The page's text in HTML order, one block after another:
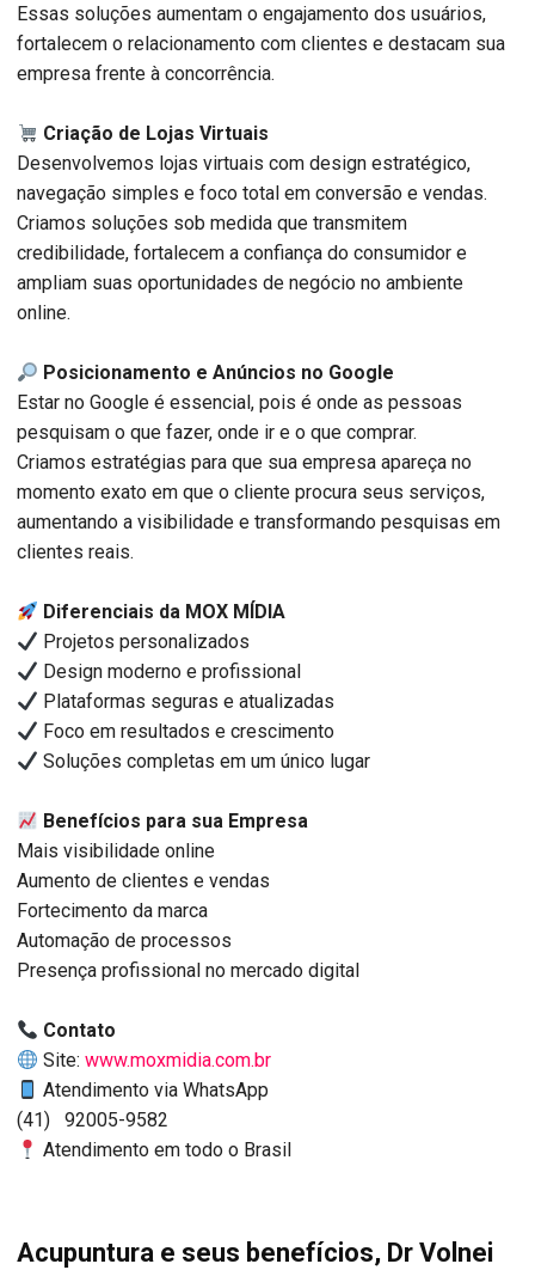
Essas soluções aumentam o engajamento dos usuários,
fortalecem o relacionamento com clientes e destacam sua
empresa frente à concorrência.
Criação de Lojas Virtuais
Desenvolvemos lojas virtuais com design estratégico,
navegação simples e foco total em conversão e vendas.
Criamos soluções sob medida que transmitem
credibilidade, fortalecem a confiança do consumidor e
ampliam suas oportunidades de negócio no ambiente
online.
Posicionamento e Anúncios no Google
Estar no Google é essencial, pois é onde as pessoas
pesquisam o que fazer, onde ir e o que comprar.
Criamos estratégias para que sua empresa apareça no
momento exato em que o cliente procura seus serviços,
aumentando a visibilidade e transformando pesquisas em
clientes reais.
Diferenciais da MOX MÍDIA
Projetos personalizados
Design moderno e profissional
Plataformas seguras e atualizadas
Foco em resultados e crescimento
Soluções completas em um único lugar
Benefícios para sua Empresa
Mais visibilidade online
Aumento de clientes e vendas
Fortecimento da marca
Automação de processos
Presença profissional no mercado digital
Contato
Site:www.moxmidia.com.br
Atendimento via WhatsApp
(41) 92005-9582
Atendimento em todo o Brasil
Acupuntura e seus benefícios, Dr Volnei